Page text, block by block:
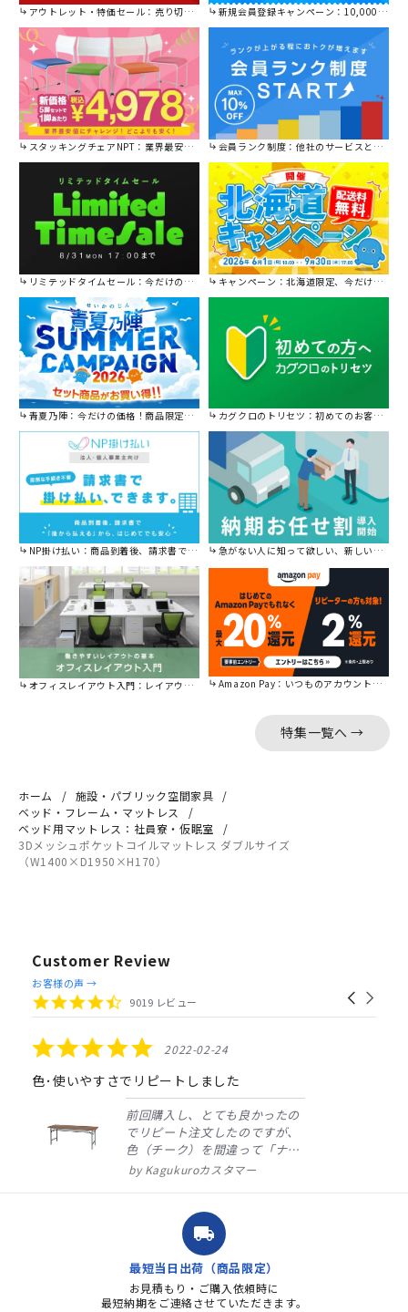
アウトレット・特価セール：売り切れ御免の特別価格！ 新規会員登録キャンペーン：10,000円OFFクーポン進呈中！
スタッキングチェアNPT：業界最安値に挑戦！ 会員ランク制度：他社のサービスと比較してください。
リミテッドタイムセール：今だけの限定セール。 キャンペーン：北海道限定、今だけ送料無料！
青夏乃陣：今だけの価格！商品限定セール開催中です。 カグクロのトリセツ：初めてのお客様はこちら。
NP掛け払い：商品到着後、請求書で後から払えます。 急がない人に知って欲しい、新しい割引を始めました。
オフィスレイアウト入門：レイアウトの基本をご紹介。 Amazon Pay：いつものアカウントで簡単に決済可能。
特集一覧へ →
ホーム
施設・パブリック空間家具
ベッド・フレーム・マットレス
ベッド用マットレス：社員寮・仮眠室
3Dメッシュポケットコイルマットレス ダブルサイズ
（W1400×D1950×H170）
Customer Review
Reviews
carousel
Carousel
4.4
star
9019 レビュー
お客様の声 →
5.0
star
rating
2022-02-24
色･使いやすさでリピートしました
前回購入し、とても良かったの
でリピート注文したのですが、
色（チーク）を間違って「ナチ
ュラル」としてしまいました。
ました。商品到着も早く、品
質・使いやすさで満足していま
す。また、リピートするときは
よろしくお...
Kagukuroカスタマー
local_shipping
最短当日出荷（商品限定）
お見積もり・ご購入依頼時に
最短納期をご連絡させていただきます。